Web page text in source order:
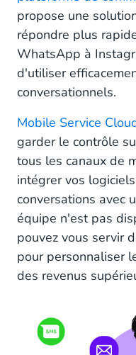
propose une
répondre plus
WhatsApp à
d'utiliser
conversationnels.
Mobile Service
garder le contrôle
tous les canaux de
intégrer vos
conversations avec
équipe n'est pas
pouvez vous servir
pour personnaliser
des revenus